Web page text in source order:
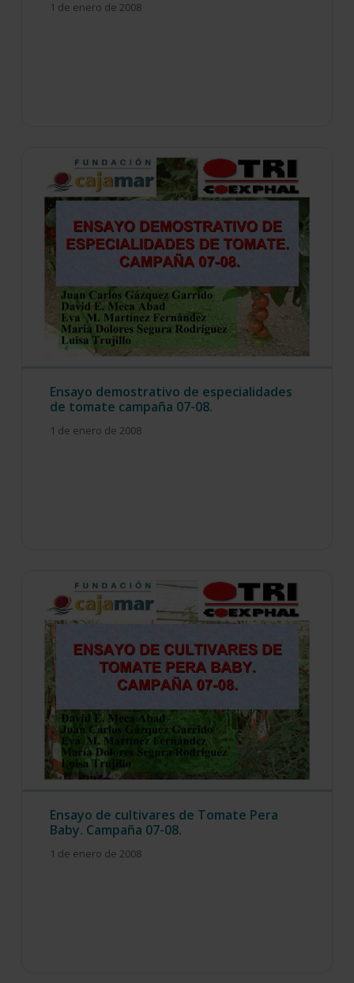
1 de enero de 2008
Ensayo demostrativo de especialidades
de tomate campaña 07-08.
1 de enero de 2008
Ensayo de cultivares de Tomate Pera
Baby. Campaña 07-08.
1 de enero de 2008